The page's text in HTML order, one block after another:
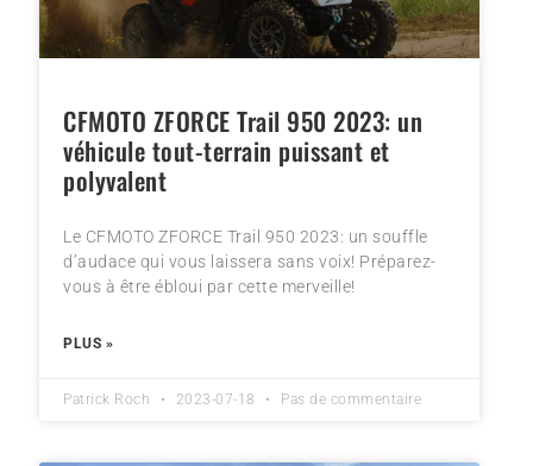
CFMOTO ZFORCE Trail 950 2023: un
véhicule tout-terrain puissant et
polyvalent
Le CFMOTO ZFORCE Trail 950 2023: un souffle
d’audace qui vous laissera sans voix! Préparez-
vous à être ébloui par cette merveille!
PLUS »
Patrick Roch 2023-07-18 Pas de commentaire